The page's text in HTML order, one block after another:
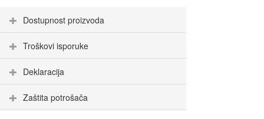
Dostupnost proizvoda
Troškovi isporuke
Deklaracija
Zaštita potrošača